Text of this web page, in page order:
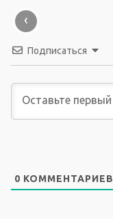
‹
Подписаться
0 КОММЕНТАРИЕВ